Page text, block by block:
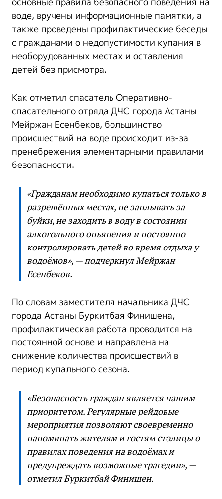
воде, вручены информационные памятки, а
также проведены профилактические беседы
с гражданами о недопустимости купания в
необорудованных местах и оставления
детей без присмотра.
Как отметил спасатель Оперативно-
спасательного отряда ДЧС города Астаны
Мейржан Есенбеков, большинство
происшествий на воде происходит из-за
пренебрежения элементарными правилами
безопасности.
«Гражданам необходимо купаться только в
разрешённых местах, не заплывать за
буйки, не заходить в воду в состоянии
алкогольного опьянения и постоянно
контролировать детей во время отдыха у
водоёмов», — подчеркнул Мейржан
Есенбеков.
По словам заместителя начальника ДЧС
города Астаны Буркитбая Финишена,
профилактическая работа проводится на
постоянной основе и направлена на
снижение количества происшествий в
период купального сезона.
«Безопасность граждан является нашим
приоритетом. Регулярные рейдовые
мероприятия позволяют своевременно
напоминать жителям и гостям столицы о
правилах поведения на водоёмах и
предупреждать возможные трагедии», —
отметил Буркитбай Финишен.